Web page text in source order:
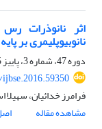
اثر نانوذرات
نانوبیوپلیمری بر
دوره 47، شماره 3، پاییز 1395، صفحه
فرامرز خدائیان،
مشاهده مقاله